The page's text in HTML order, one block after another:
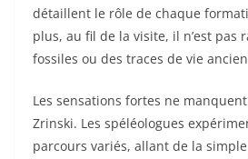
détaillent le rôle de chaque
plus, au fil de la visite, il n’est pas
fossiles ou des traces de vie
Les sensations fortes ne
Zrinski. Les spéléologues
parcours variés, allant de la